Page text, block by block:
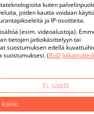
kuten
joiden kautta voidaan
ja IP-osoitteita.
(esim. videoalustoja).
tietojen jatkokäsittelyyn tai
suostumuksen edellä
suostumuksesi. (BoD
Ei, säädä
kaikki